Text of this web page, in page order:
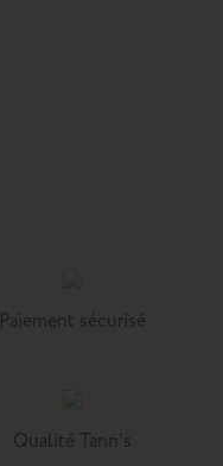
Paiement sécurisé
Qualité Tann's